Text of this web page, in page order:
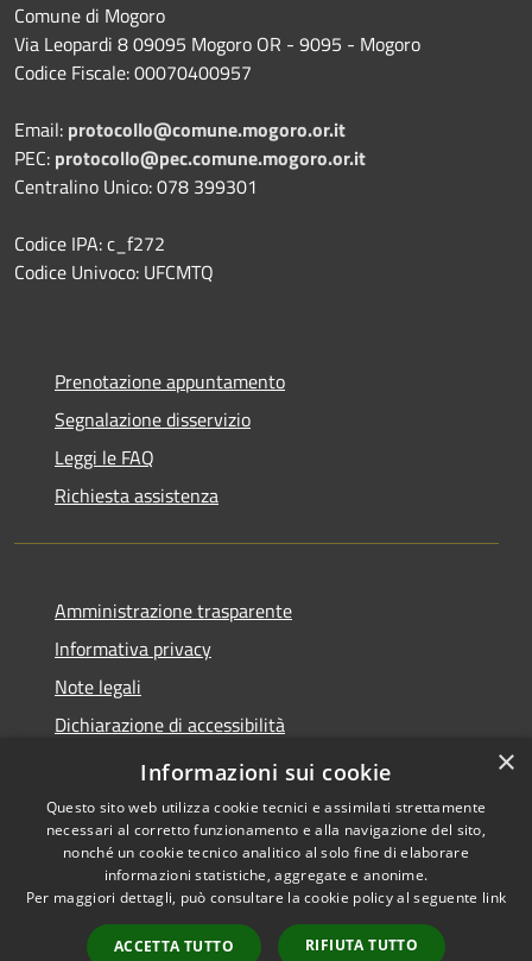
Comune di Mogoro
Via Leopardi 8 09095 Mogoro OR - 9095 - Mogoro
Codice Fiscale: 00070400957
Email: protocollo@comune.mogoro.or.it
PEC: protocollo@pec.comune.mogoro.or.it
Centralino Unico: 078 399301
Codice IPA: c_f272
Codice Univoco: UFCMTQ
Prenotazione appuntamento
Segnalazione disservizio
Leggi le FAQ
Richiesta assistenza
Amministrazione trasparente
Informativa privacy
Note legali
Dichiarazione di accessibilità
Obiettivi di accessibilità
Accessibilità
Copyright © 2026 • Comune di
Mogoro • Powered by
Municipium•
Accesso
×
Informazioni sui cookie
Questo sito web utilizza cookie tecnici e assimilati strettamente
necessari al corretto funzionamento e alla navigazione del sito,
nonché un cookie tecnico analitico al solo fine di elaborare
informazioni statistiche, aggregate e anonime.
Per maggiori dettagli, può consultare la cookie policy al seguente link
ACCETTA TUTTO RIFIUTA TUTTO